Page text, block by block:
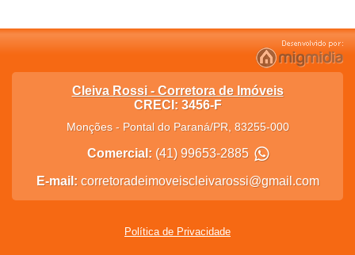
Cleiva Rossi - Corretora de Imóveis
CRECI: 3456-F
Monções- Pontal do Paraná/PR, 83255-000
Comercial: (41) 99653-2885
E-mail: corretoradeimoveiscleivarossi@gmail.com
Política de Privacidade